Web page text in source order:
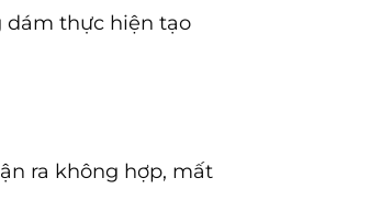
dám thực hiện tạo
ra không hợp, mất